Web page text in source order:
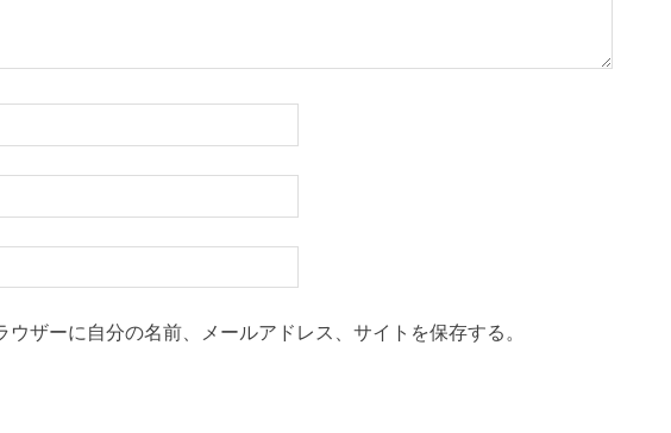
ザーに自分の名前、メールアドレス、サイトを保存する。